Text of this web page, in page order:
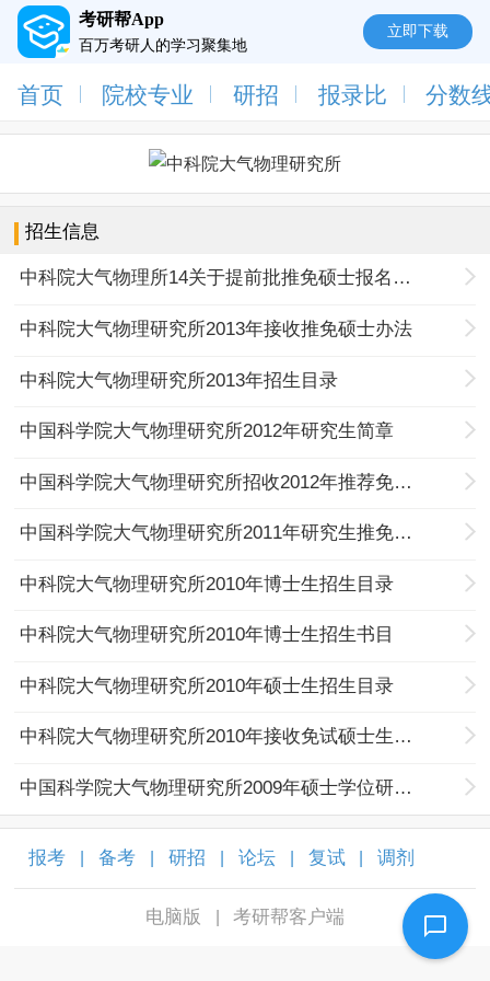
考研帮App
百万考研人的学习聚集地
立即下载
首页 院校专业 研招 报录比 分数
招生信息
中科院大气物理所14关于提前批推免硕士报名及有关事宜通知
中科院大气物理研究所2013年接收推免硕士办法
中科院大气物理研究所2013年招生目录
中国科学院大气物理研究所2012年研究生简章
中国科学院大气物理研究所招收2012年推荐免试生通知
中国科学院大气物理研究所2011年研究生推免实施细则
中科院大气物理研究所2010年博士生招生目录
中科院大气物理研究所2010年博士生招生书目
中科院大气物理研究所2010年硕士生招生目录
中科院大气物理研究所2010年接收免试硕士生办法
中国科学院大气物理研究所2009年硕士学位研究生招生说明
报考 备考 研招 论坛 复试 调剂
电脑版 考研帮客户端